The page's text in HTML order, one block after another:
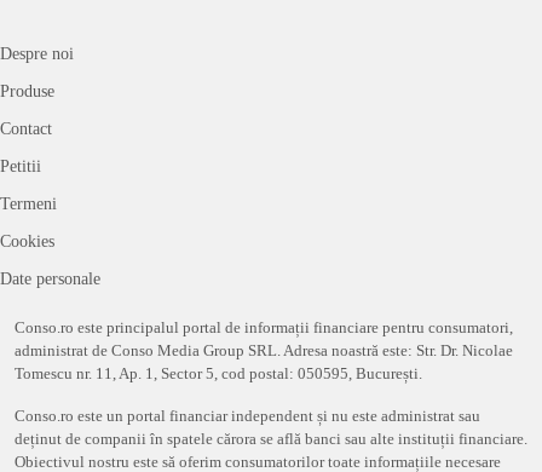
Despre noi
Produse
Contact
Petitii
Termeni
Cookies
Date personale
Conso.ro este principalul portal de informații financiare pentru consumatori,
administrat de Conso Media Group SRL. Adresa noastră este: Str. Dr. Nicolae
Tomescu nr. 11, Ap. 1, Sector 5, cod postal: 050595, București.
Conso.ro este un portal financiar independent și nu este administrat sau
deținut de companii în spatele cărora se află banci sau alte instituții financiare.
Obiectivul nostru este să oferim consumatorilor toate informațiile necesare